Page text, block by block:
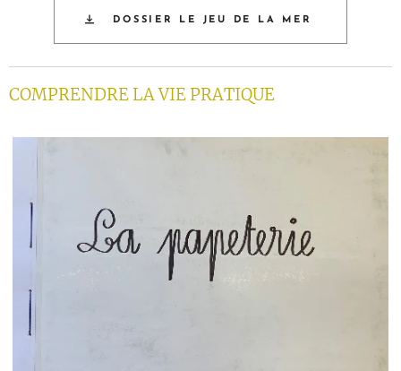
DOSSIER LE JEU DE LA MER
COMPRENDRE LA VIE PRATIQUE